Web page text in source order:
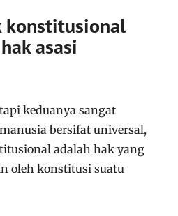
konstitusional
asasi
keduanya sangat
bersifat universal,
adalah hak yang
oleh konstitusi suatu